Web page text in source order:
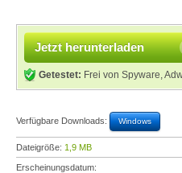
Jetzt herunterladen
Getestet: Frei von Spyware,
Verfügbare Downloads: Windows
Dateigröße: 1,9 MB
Erscheinungsdatum: